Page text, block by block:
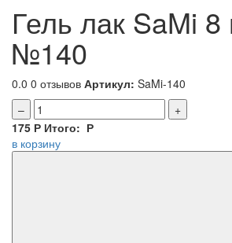
Гель лак SaMi 8
№140
0.0 0 отзывов Артикул: SaMi-140
–
+
175 Р Итого: Р
в корзину